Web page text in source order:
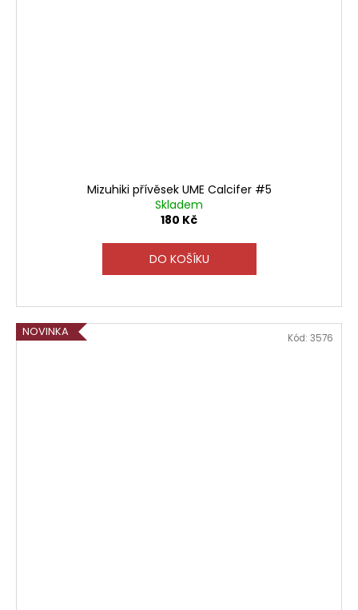
Mizuhiki přívěsek UME Calcifer #5
Skladem
180 Kč
DO KOŠÍKU
NOVINKA Kód: 3576